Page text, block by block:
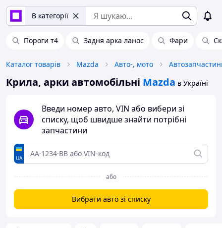
В категорії
Пороги т4 Задня арка ланос Фари
Каталог товарів Mazda Авто-, мото
Крила, арки автомобільні Mazda в Україні
Введи номер авто, VIN або вибери зі
списку, щоб швидше знайти потрібні
запчастини
UA
або
Вибрати авто зі списку